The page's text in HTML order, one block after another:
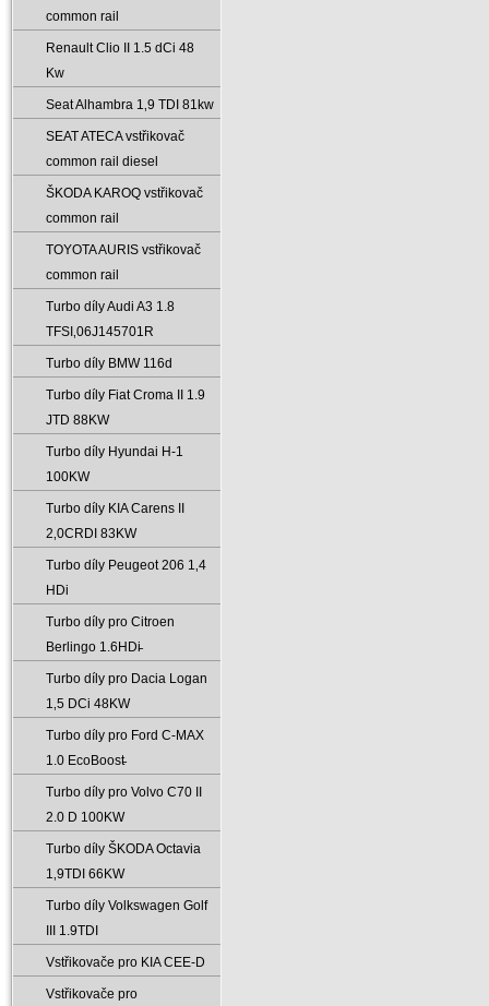
common rail
Renault Clio II 1.5 dCi 48
Kw
Seat Alhambra 1‚9 TDI 81kw
SEAT ATECA vstřikovač
common rail diesel
ŠKODA KAROQ vstřikovač
common rail
TOYOTA AURIS vstřikovač
common rail
Turbo díly Audi A3 1.8
TFSI‚06J145701R
Turbo díly BMW 116d
Turbo díly Fiat Croma II 1.9
JTD 88KW
Turbo díly Hyundai H-1
100KW
Turbo díly KIA Carens II
2‚0CRDI 83KW
Turbo díly Peugeot 206 1‚4
HDi
Turbo díly pro Citroen
Berlingo 1.6HDi̵
Turbo díly pro Dacia Logan
1‚5 DCi 48KW
Turbo díly pro Ford C-MAX
1.0 EcoBoost̵
Turbo díly pro Volvo C70 II
2.0 D 100KW
Turbo díly ŠKODA Octavia
1‚9TDI 66KW
Turbo díly Volkswagen Golf
III 1.9TDI
Vstřikovače pro KIA CEE-D
Vstřikovače pro